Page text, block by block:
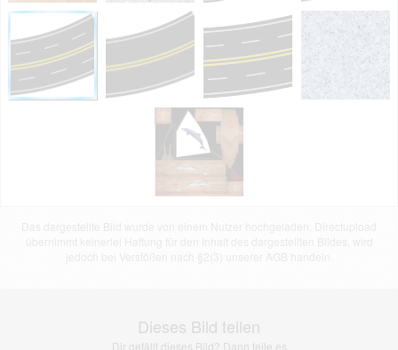
Dieses Bild teilen
Dir gefällt dieses Bild? Dann teile es